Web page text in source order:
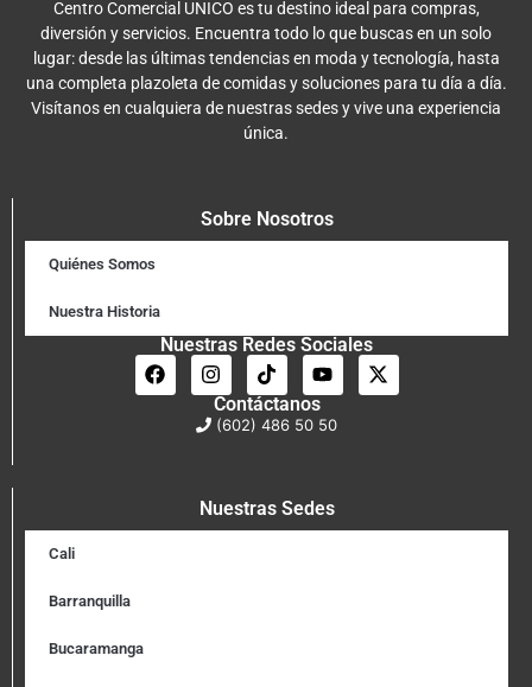
Centro Comercial UNICO es tu destino ideal para compras,
diversión y servicios. Encuentra todo lo que buscas en un solo
lugar: desde las últimas tendencias en moda y tecnología, hasta
una completa plazoleta de comidas y soluciones para tu día a día.
Visítanos en cualquiera de nuestras sedes y vive una experiencia
única.
Sobre Nosotros
Quiénes Somos
Nuestra Historia
Nuestras Redes Sociales
Contáctanos
(602) 486 50 50
Nuestras Sedes
Cali
Barranquilla
Bucaramanga